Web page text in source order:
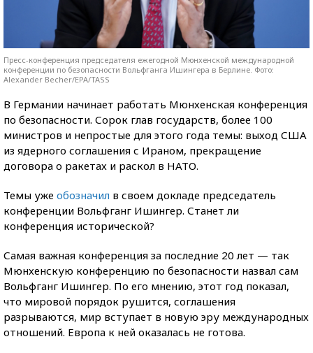
Пресс-конференция председателя ежегодной Мюнхенской международной
конференции по безопасности Вольфганга Ишингера в Берлине. Фото:
Alexander Becher/EPA/TASS
В Германии начинает работать Мюнхенская конференция
по безопасности. Сорок глав государств, более 100
министров и непростые для этого года темы: выход США
из ядерного соглашения с Ираном, прекращение
договора о ракетах и раскол в НАТО.
Темы уже обозначил в своем докладе председатель
конференции Вольфганг Ишингер. Станет ли
конференция исторической?
Самая важная конференция за последние 20 лет — так
Мюнхенскую конференцию по безопасности назвал сам
Вольфганг Ишингер. По его мнению, этот год показал,
что мировой порядок рушится, соглашения
разрываются, мир вступает в новую эру международных
отношений. Европа к ней оказалась не готова.